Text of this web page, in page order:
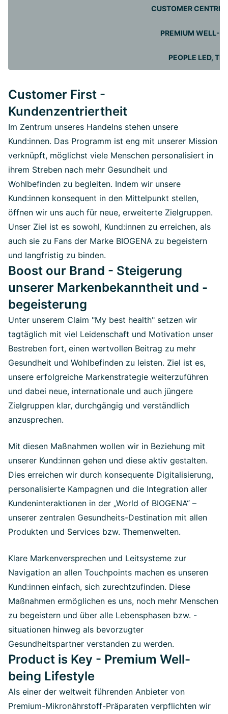
CUSTOMER
PREMIUM WELL-
PEOPLE LED,
Customer First -
Kundenzentriertheit
Im Zentrum unseres Handelns stehen unsere
Kund:innen. Das Programm ist eng mit unserer Mission
verknüpft, möglichst viele Menschen personalisiert in
ihrem Streben nach mehr Gesundheit und
Wohlbefinden zu begleiten. Indem wir unsere
Kund:innen konsequent in den Mittelpunkt stellen,
öffnen wir uns auch für neue, erweiterte Zielgruppen.
Unser Ziel ist es sowohl, Kund:innen zu erreichen, als
auch sie zu Fans der Marke BIOGENA zu begeistern
und langfristig zu binden.
Boost our Brand - Steigerung
unserer Markenbekanntheit und -
begeisterung
Unter unserem Claim "My best health" setzen wir
tagtäglich mit viel Leidenschaft und Motivation unser
Bestreben fort, einen wertvollen Beitrag zu mehr
Gesundheit und Wohlbefinden zu leisten. Ziel ist es,
unsere erfolgreiche Markenstrategie weiterzuführen
und dabei neue, internationale und auch jüngere
Zielgruppen klar, durchgängig und verständlich
anzusprechen.
Mit diesen Maßnahmen wollen wir in Beziehung mit
unserer Kund:innen gehen und diese aktiv gestalten.
Dies erreichen wir durch konsequente Digitalisierung,
personalisierte Kampagnen und die Integration aller
Kundeninteraktionen in der „World of BIOGENA“ –
unserer zentralen Gesundheits-Destination mit allen
Produkten und Services bzw. Themenwelten.
Klare Markenversprechen und Leitsysteme zur
Navigation an allen Touchpoints machen es unseren
Kund:innen einfach, sich zurechtzufinden. Diese
Maßnahmen ermöglichen es uns, noch mehr Menschen
zu begeistern und über alle Lebensphasen bzw. -
situationen hinweg als bevorzugter
Gesundheitspartner verstanden zu werden.
Product is Key - Premium Well-
being Lifestyle
Als einer der weltweit führenden Anbieter von
Premium-Mikronährstoff-Präparaten verpflichten wir